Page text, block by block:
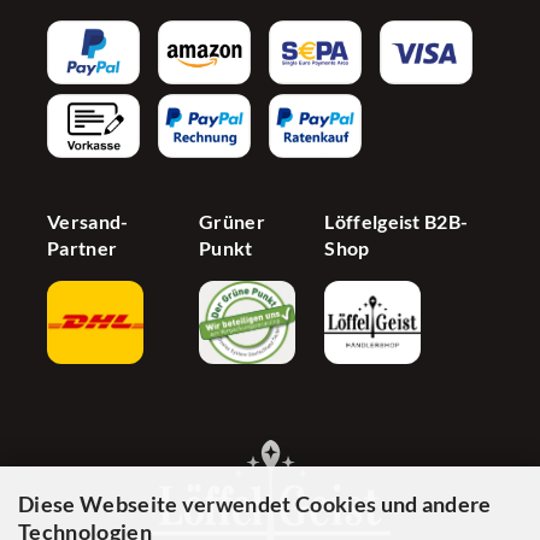
Diese Webseite verwendet Cookies und andere
Technologien
Partnerprogramm
Newsletter
Jetzt Händer werden
AGB
Barrierefreiheit
Cookie Einstellungen
Versand-
Partner
Grüner
Punkt
Löffelgeist B2B-
Shop